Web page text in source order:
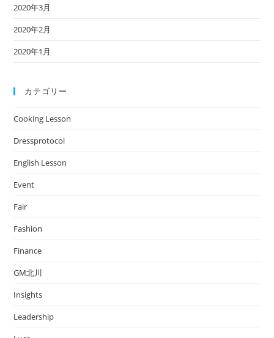
2020年3月
2020年2月
2020年1月
カテゴリー
Cooking Lesson
Dressprotocol
English Lesson
Event
Fair
Fashion
Finance
GM北川
Insights
Leadership